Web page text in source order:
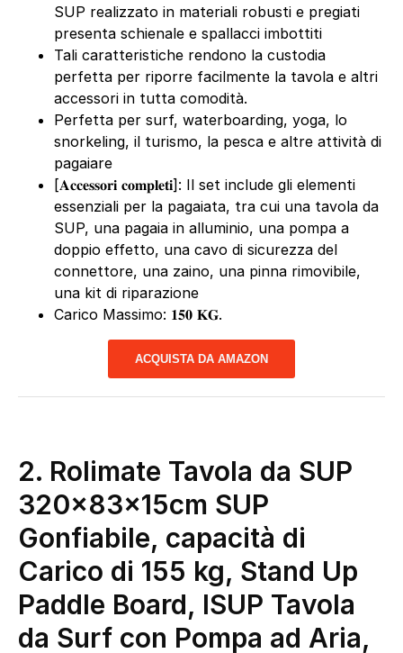
SUP realizzato in materiali robusti e pregiati
presenta schienale e spallacci imbottiti
Tali caratteristiche rendono la custodia
perfetta per riporre facilmente la tavola e altri
accessori in tutta comodità.
Perfetta per surf, waterboarding, yoga, lo
snorkeling, il turismo, la pesca e altre attività di
pagaiare
[𝐀𝐜𝐜𝐞𝐬𝐬𝐨𝐫𝐢 𝐜𝐨𝐦𝐩𝐥𝐞𝐭𝐢]: Il set include gli elementi
essenziali per la pagaiata, tra cui una tavola da
SUP, una pagaia in alluminio, una pompa a
doppio effetto, una cavo di sicurezza del
connettore, una zaino, una pinna rimovibile,
una kit di riparazione
Carico Massimo: 𝟏𝟓𝟎 𝐊𝐆.
ACQUISTA DA AMAZON
2. Rolimate Tavola da SUP
320×83×15cm SUP
Gonfiabile, capacità di
Carico di 155 kg, Stand Up
Paddle Board, ISUP Tavola
da Surf con Pompa ad Aria,